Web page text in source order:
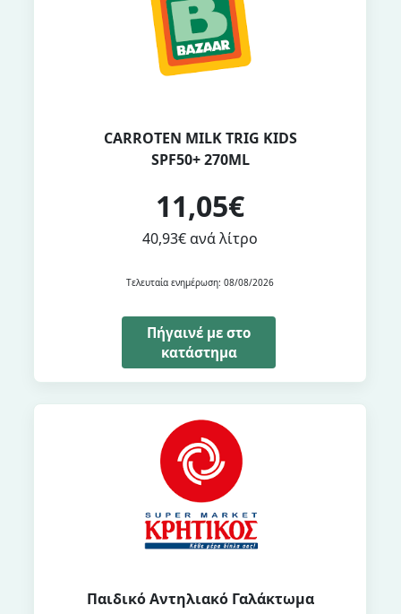
CARROTEN MILK TRIG KIDS
SPF50+ 270ML
11,05€
40,93€ ανά λίτρο
Τελευταία ενημέρωση: 08/08/2026
Πήγαινέ με στο
κατάστημα
Παιδικό Αντηλιακό Γαλάκτωμα